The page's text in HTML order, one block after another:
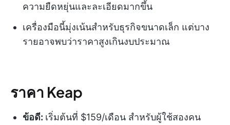
ความยืดหยุ่นและละเอียดมากขึ้น
เครื่องมือนี้มุ่งเน้นสำหรับธุรกิจขนาดเล็ก แต่บาง
รายอาจพบว่าราคาสูงเกินงบประมาณ
ราคา Keap
ข้อดี: เริ่มต้นที่ $159/เดือน สำหรับผู้ใช้สองคน